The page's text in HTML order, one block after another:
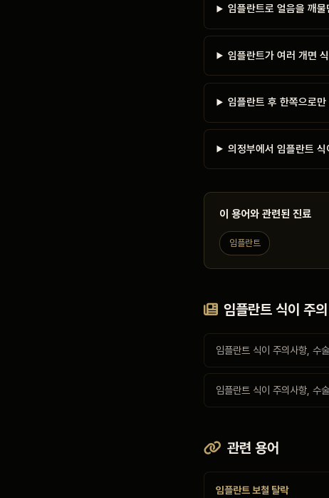
임플란트로 얼음을 깨
임플란트가 여러 개면
임플란트 후 한쪽으로
의정부에서 임플란트
이 용어와 관련된 진료
임플란트
임플란트 식이 주
임플란트 식이 주의사항, 수
임플란트 식이 주의사항, 수
관련 용어
임플란트 보철 탈락